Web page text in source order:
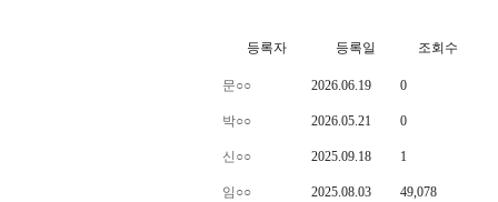
등록자 등록일 조회수
문○○ 2026.06.19 0
박○○ 2026.05.21 0
신○○ 2025.09.18 1
임○○ 2025.08.03 49,078